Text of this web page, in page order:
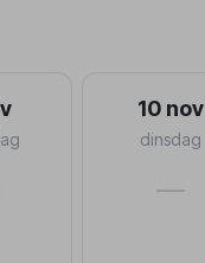
10 nov
dinsdag
—